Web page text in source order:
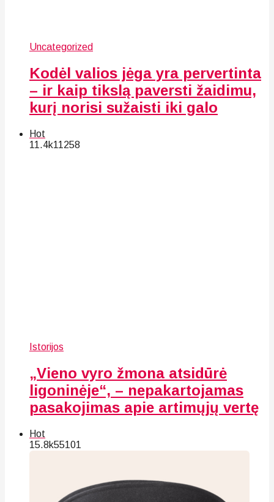
Uncategorized
Kodėl valios jėga yra pervertinta
– ir kaip tikslą paversti žaidimu,
kurį norisi sužaisti iki galo
Hot
11.4k11258
Istorijos
„Vieno vyro žmona atsidūrė
ligoninėje“, – nepakartojamas
pasakojimas apie artimųjų vertę
Hot
15.8k55101